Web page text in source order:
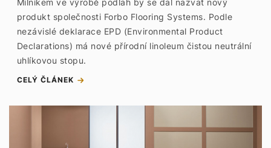
Milníkem ve výrobě podlah by se dal nazvat nový
produkt společnosti Forbo Flooring Systems. Podle
nezávislé deklarace EPD (Environmental Product
Declarations) má nové přírodní linoleum čistou neutrální
uhlíkovou stopu.
CELÝ ČLÁNEK